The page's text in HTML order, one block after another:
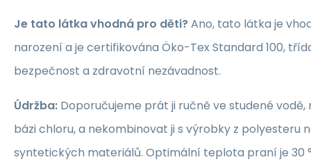
Je tato látka vhodná pro děti?Ano, tato látka je
narození a je certifikována Öko-Tex Standard 100,
bezpečnost a zdravotní nezávadnost.
Údržba: Doporučujeme prát ji ručně ve studené
bázi chloru, a nekombinovat ji s výrobky z polyesteru
syntetických materiálů. Optimální teplota praní je 30